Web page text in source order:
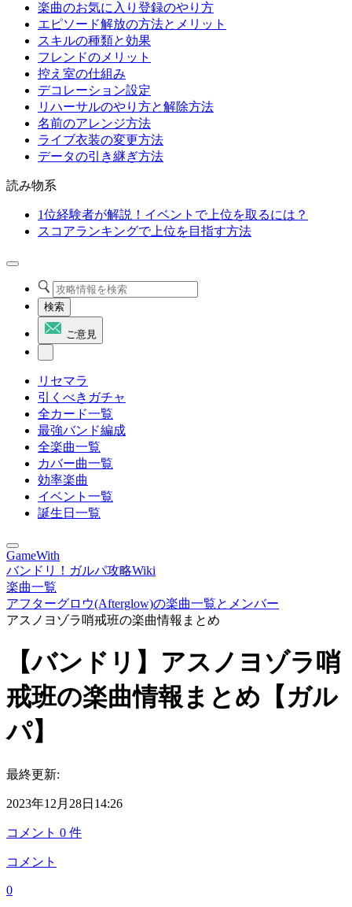
楽曲のお気に入り登録のやり方
エピソード解放の方法とメリット
スキルの種類と効果
フレンドのメリット
控え室の仕組み
デコレーション設定
リハーサルのやり方と解除方法
名前のアレンジ方法
ライブ衣装の変更方法
データの引き継ぎ方法
読み物系
1位経験者が解説！イベントで上位を取るには？
スコアランキングで上位を目指す方法
検索
ご意見
リセマラ
引くべきガチャ
全カード一覧
最強バンド編成
全楽曲一覧
カバー曲一覧
効率楽曲
イベント一覧
誕生日一覧
GameWith
バンドリ！ガルパ攻略Wiki
楽曲一覧
アフターグロウ(Afterglow)の楽曲一覧とメンバー
アスノヨゾラ哨戒班の楽曲情報まとめ
【バンドリ】アスノヨゾラ哨
戒班の楽曲情報まとめ【ガル
パ】
最終更新:
2023年12月28日14:26
コメント 0 件
コメント
0